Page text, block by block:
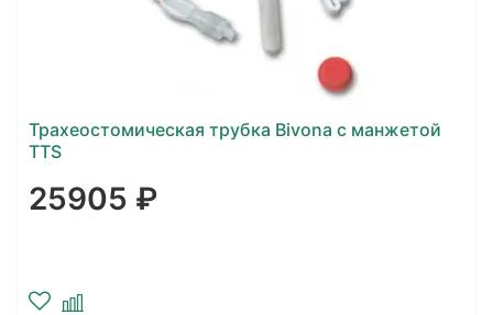
Трахеостомическая трубка Bivona с манжетой
TTS
25905 ₽